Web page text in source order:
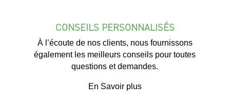
CONSEILS PERSONNALISÉS
À l’écoute de nos clients, nous fournissons
également les meilleurs conseils pour toutes
questions et demandes.
En Savoir plus